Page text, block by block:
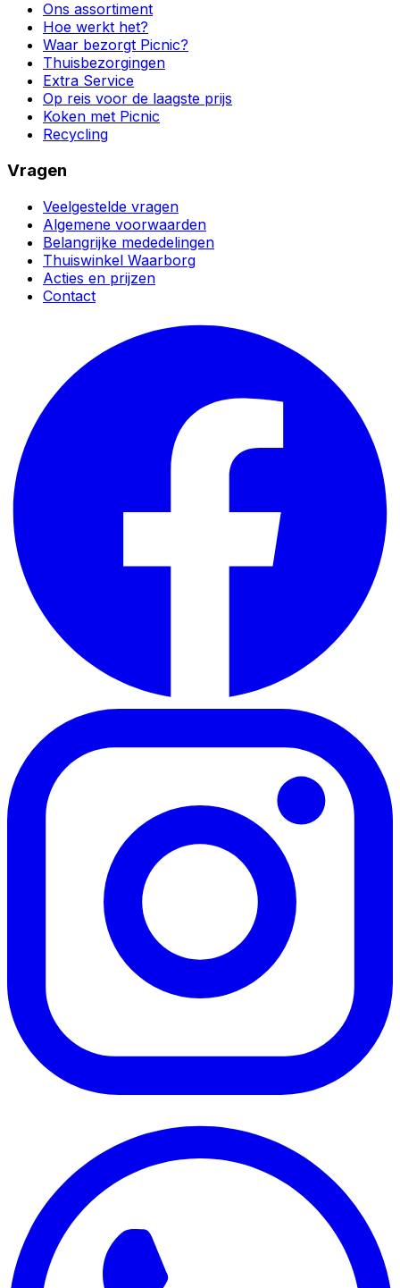
Ons assortiment
Hoe werkt het?
Waar bezorgt Picnic?
Thuisbezorgingen
Extra Service
Op reis voor de laagste prijs
Koken met Picnic
Recycling
Vragen
Veelgestelde vragen
Algemene voorwaarden
Belangrijke mededelingen
Thuiswinkel Waarborg
Acties en prijzen
Contact